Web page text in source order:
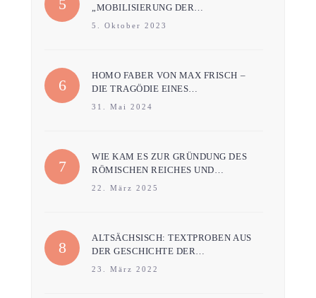
„MOBILISIERUNG DER…
5. Oktober 2023
HOMO FABER VON MAX FRISCH –
DIE TRAGÖDIE EINES…
31. Mai 2024
WIE KAM ES ZUR GRÜNDUNG DES
RÖMISCHEN REICHES UND…
22. März 2025
ALTSÄCHSISCH: TEXTPROBEN AUS
DER GESCHICHTE DER…
23. März 2022